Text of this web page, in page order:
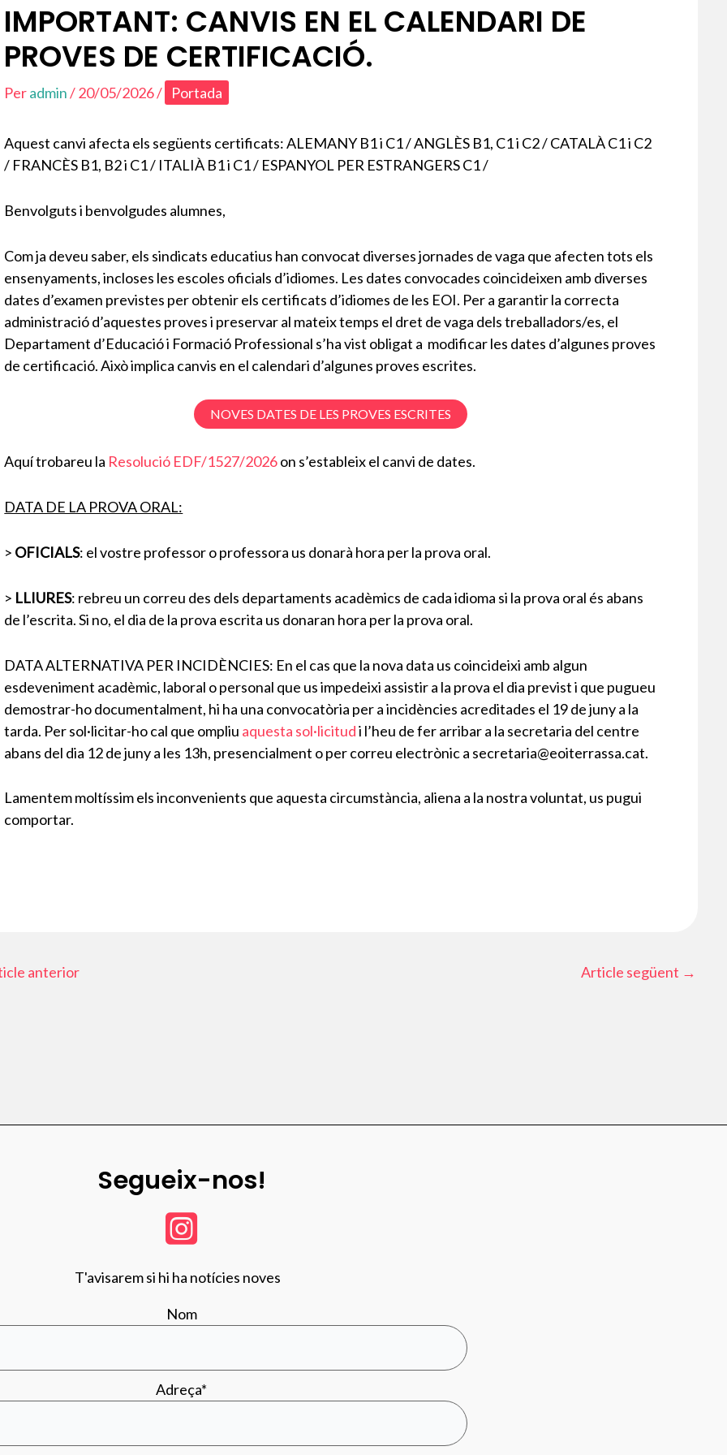
IMPORTANT: CANVIS EN EL CALENDARI DE
PROVES DE CERTIFICACIÓ.
Peradmin/20/05/2026/ Portada
Aquest canvi afecta els següents certificats: ALEMANY B1 i C1 / ANGLÈS B1, C1 i C2 / CATALÀ C1 i C2
/ FRANCÈS B1, B2 i C1 / ITALIÀ B1 i C1 / ESPANYOL PER ESTRANGERS C1 /
Benvolguts i benvolgudes alumnes,
Com ja deveu saber, els sindicats educatius han convocat diverses jornades de vaga que afecten tots els
ensenyaments, incloses les escoles oficials d’idiomes. Les dates convocades coincideixen amb diverses
dates d’examen previstes per obtenir els certificats d’idiomes de les EOI. Per a garantir la correcta
administració d’aquestes proves i preservar al mateix temps el dret de vaga dels treballadors/es, el
Departament d’Educació i Formació Professional s’ha vist obligat a modificar les dates d’algunes proves
de certificació. Això implica canvis en el calendari d’algunes proves escrites.
NOVES DATES DE LES PROVES ESCRITES
Aquí trobareu la Resolució EDF/1527/2026on s’estableix el canvi de dates.
DATA DE LA PROVA ORAL:
> OFICIALS: el vostre professor o professora us donarà hora per la prova oral.
> LLIURES: rebreu un correu des dels departaments acadèmics de cada idioma si la prova oral és abans
de l’escrita. Si no, el dia de la prova escrita us donaran hora per la prova oral.
DATA ALTERNATIVA PER INCIDÈNCIES: En el cas que la nova data us coincideixi amb algun
esdeveniment acadèmic, laboral o personal que us impedeixi assistir a la prova el dia previst i que pugueu
demostrar-ho documentalment, hi ha una convocatòria per a incidències acreditades el 19 de juny a la
tarda. Per sol·licitar-ho cal que ompliu aquesta sol·licitudi l’heu de fer arribar a la secretaria del centre
abans del dia 12 de juny a les 13h, presencialment o per correu electrònic a secretaria@eoiterrassa.cat.
Lamentem moltíssim els inconvenients que aquesta circumstància, aliena a la nostra voluntat, us pugui
comportar.
anterior Article següent →
Segueix-nos!
T'avisarem si hi ha notícies noves
Nom
Adreça*